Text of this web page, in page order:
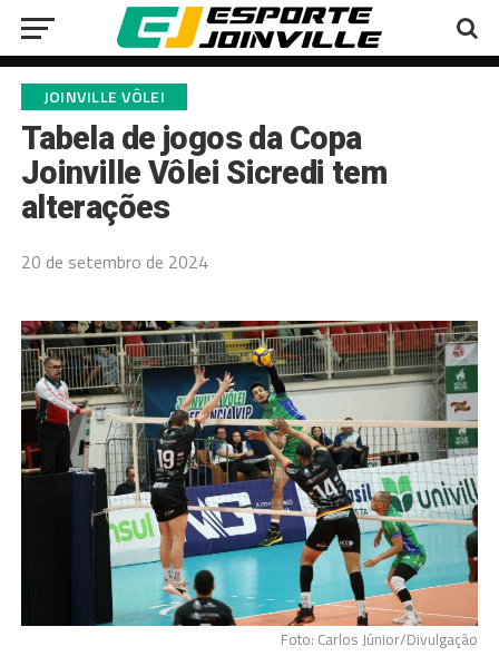
JOINVILLE VÔLEI
Tabela de jogos da Copa
Joinville Vôlei Sicredi tem
alterações
20 de setembro de 2024
Foto: Carlos Júnior/Divulgação